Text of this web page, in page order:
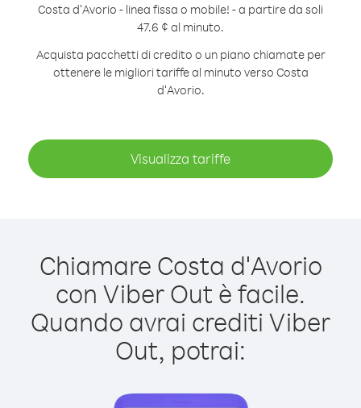
Costa d′Avorio - linea fissa o mobile! - a partire da soli
47.6 ¢ al minuto.
Acquista pacchetti di credito o un piano chiamate per
ottenere le migliori tariffe al minuto verso Costa
d′Avorio.
Visualizza tariffe
Chiamare Costa d′Avorio
con Viber Out è facile.
Quando avrai crediti Viber
Out, potrai: